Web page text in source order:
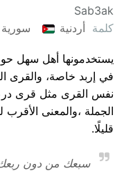
Sab3ak
كلمة أردنية سورية
يستخدمونها أهل سهل
في إربد خاصة، والقرى
نفس القرى مثل قرى
الجملة ،والمعنى
قليلًا.
سبعك من دون